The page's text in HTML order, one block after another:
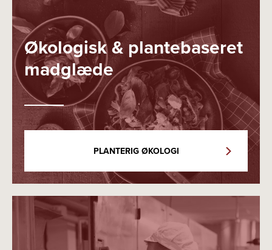
Økologisk & plantebaseret
madglæde
PLANTERIG ØKOLOGI